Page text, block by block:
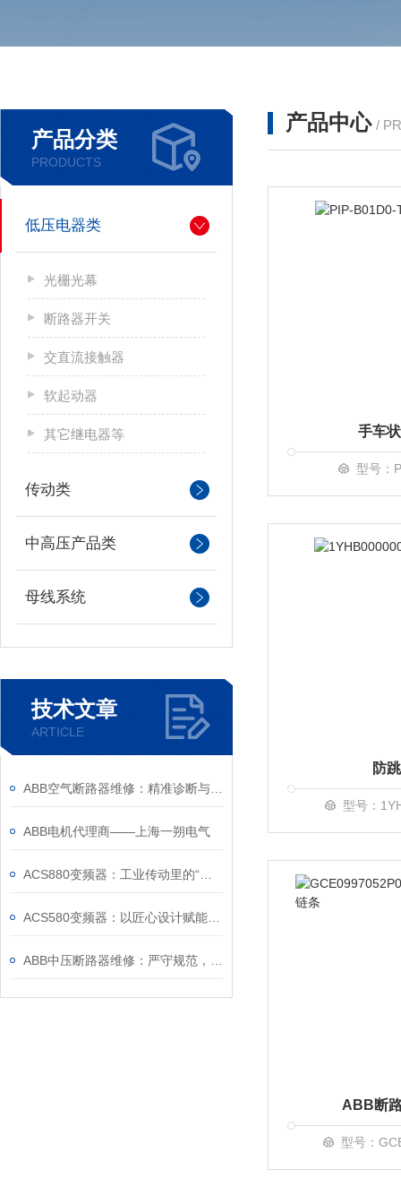
产品分类
PRODUCTS
低压电器类
光栅光幕
断路器开关
交直流接触器
软起动器
其它继电器等
传动类
中高压产品类
母线系统
技术文章
ARTICLE
ABB电机代理商——上海一朔电气
产品中心 /
手车
型号：
防
型号：
ABB断
型号：